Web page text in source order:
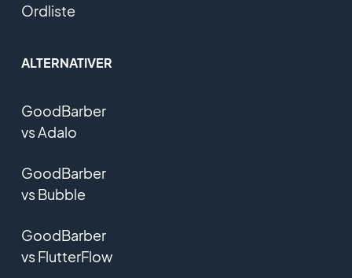
Ordliste
ALTERNATIVER
GoodBarber
vs Adalo
GoodBarber
vs Bubble
GoodBarber
vs FlutterFlow